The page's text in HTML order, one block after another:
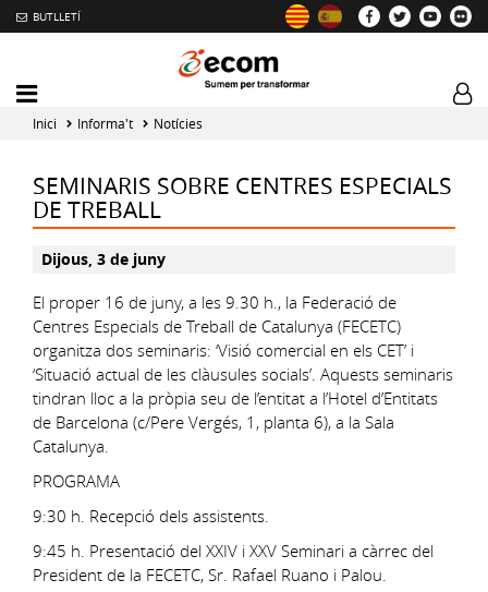
BUTLLETÍ
Mobile
menu
toggler
Inici Informa't Notícies
SEMINARIS SOBRE CENTRES ESPECIALS
DE TREBALL
Dijous, 3 de juny
El proper 16 de juny, a les 9.30 h., la Federació de
Centres Especials de Treball de Catalunya (FECETC)
organitza dos seminaris: ‘Visió comercial en els CET’ i
‘Situació actual de les clàusules socials’. Aquests seminaris
tindran lloc a la pròpia seu de l’entitat a l’Hotel d’Entitats
de Barcelona (c/Pere Vergés, 1, planta 6), a la Sala
Catalunya.
PROGRAMA
9:30 h. Recepció dels assistents.
9:45 h. Presentació del XXIV i XXV Seminari a càrrec del
President de la FECETC, Sr. Rafael Ruano i Palou.